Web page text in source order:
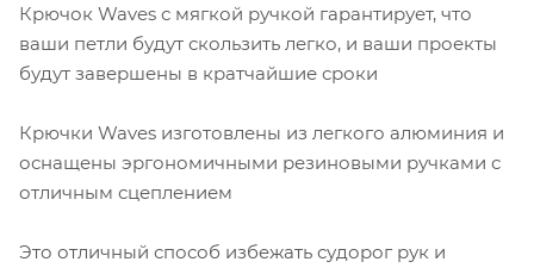
Крючок Waves с мягкой ручкой гарантирует, что
ваши петли будут скользить легко, и ваши проекты
будут завершены в кратчайшие сроки
Крючки Waves изготовлены из легкого алюминия и
оснащены эргономичными резиновыми ручками с
отличным сцеплением
Это отличный способ избежать судорог рук и